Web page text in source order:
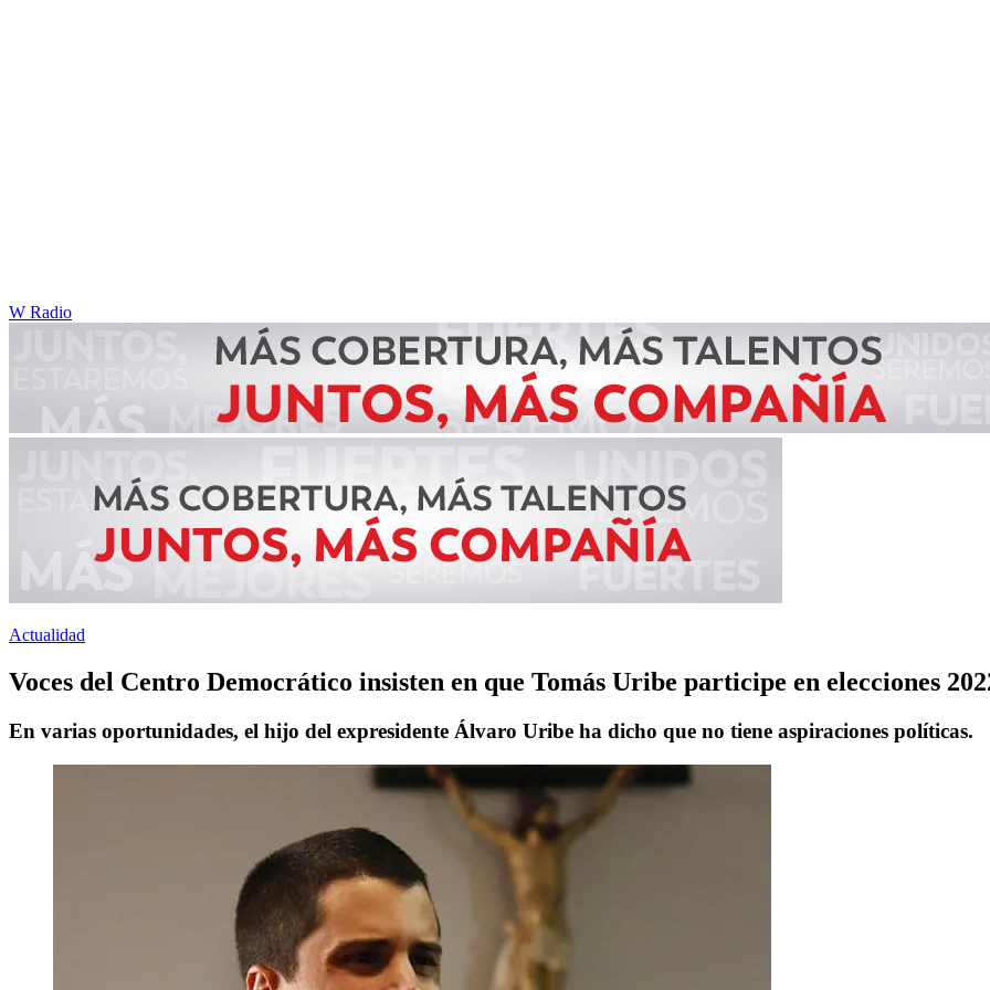
W Radio
Actualidad
Voces del Centro Democrático insisten en que Tomás Uribe participe en elecciones
En varias oportunidades, el hijo del expresidente Álvaro Uribe ha dicho que no tiene aspiraciones políticas.